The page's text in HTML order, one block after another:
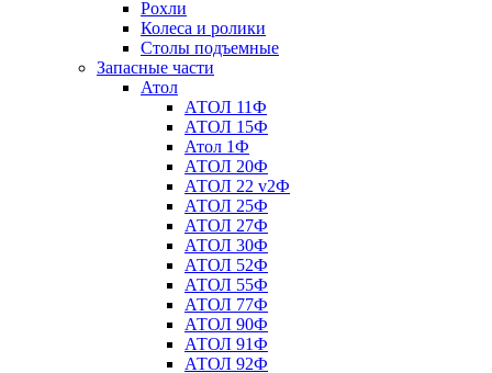
Рохли
Колеса и ролики
Столы подъемные
Запасные части
Атол
АТОЛ 11Ф
АТОЛ 15Ф
Атол 1Ф
АТОЛ 20Ф
АТОЛ 22 v2Ф
АТОЛ 25Ф
АТОЛ 27Ф
АТОЛ 30Ф
АТОЛ 52Ф
АТОЛ 55Ф
АТОЛ 77Ф
АТОЛ 90Ф
АТОЛ 91Ф
АТОЛ 92Ф